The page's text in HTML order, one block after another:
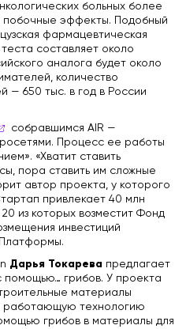
больных более
побочные эффекты. Подобный
фармацевтическая
составляет около
аналога будет около
количество
— 650 тыс. в год в России
собравшимся AIR —
Процесс ее работы
«Хватит ставить
пора ставить им сложные
автор проекта, у которого
привлекает 40 млн
из которых возместит Фонд
инвестиций
Дарья Токарева предлагает
помощью… грибов. У проекта
материалы
работающую технологию
грибов в материалы для